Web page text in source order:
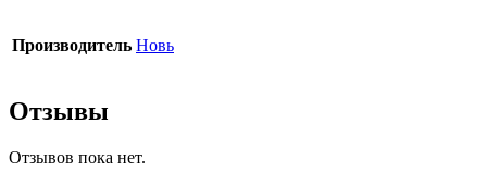
Производитель Новь
Отзывы
Отзывов пока нет.